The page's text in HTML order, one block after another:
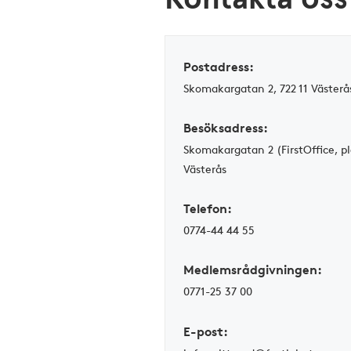
Postadress:
Skomakargatan 2, 722 11
Besöksadress:
Skomakargatan 2 (FirstOffice,
Västerås
Telefon:
0774-44 44 55
Medlemsrådgivningen:
0771-25 37 00
E-post: